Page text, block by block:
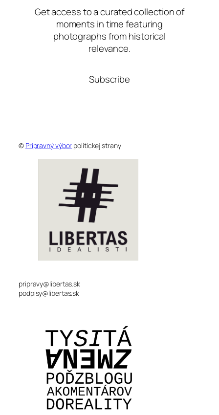
Get access to a curated collection of
moments in time featuring
photographs from historical
relevance.
Subscribe
© Prípravný výbor politickej strany
pripravy@libertas.sk
podpisy@libertas.sk